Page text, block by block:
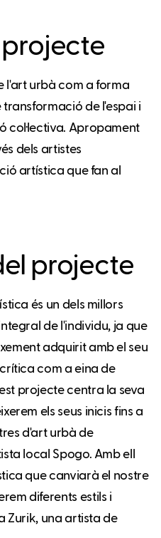
projecte
l'art urbà com a forma
transformació de l'espai i
col·lectiva. Apropament
dels artistes
artística que fan al
projecte
és un dels millors
de l'individu, ja que
adquirit amb el seu
com a eina de
projecte centra la seva
els seus inicis fins a
d'art urbà de
local Spogo. Amb ell
que canviarà el nostre
diferents estils i
Zurik, una artista de